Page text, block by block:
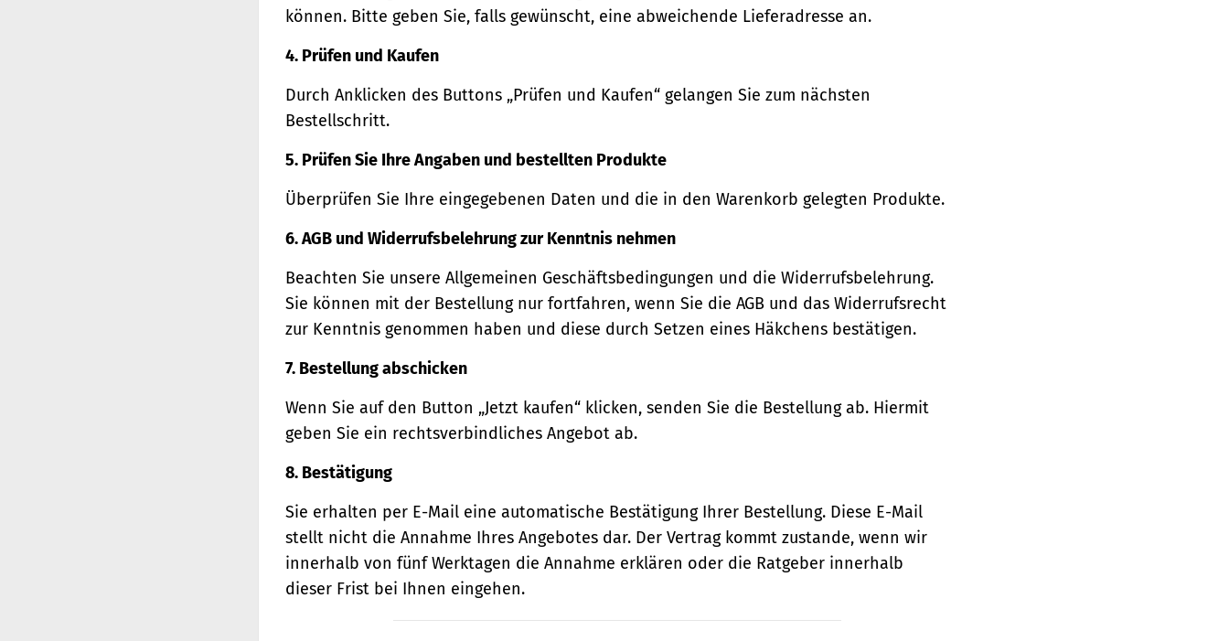
können. Bitte geben Sie, falls gewünscht, eine abweichende Lieferadresse an.
4. Prüfen und Kaufen
Durch Anklicken des Buttons „Prüfen und Kaufen“ gelangen Sie zum nächsten
Bestellschritt.
5. Prüfen Sie Ihre Angaben und bestellten Produkte
Überprüfen Sie Ihre eingegebenen Daten und die in den Warenkorb gelegten Produkte.
6. AGB und Widerrufsbelehrung zur Kenntnis nehmen
Beachten Sie unsere Allgemeinen Geschäftsbedingungen und die Widerrufsbelehrung.
Sie können mit der Bestellung nur fortfahren, wenn Sie die AGB und das Widerrufsrecht
zur Kenntnis genommen haben und diese durch Setzen eines Häkchens bestätigen.
7. Bestellung abschicken
Wenn Sie auf den Button „Jetzt kaufen“ klicken, senden Sie die Bestellung ab. Hiermit
geben Sie ein rechtsverbindliches Angebot ab.
8. Bestätigung
Sie erhalten per E-Mail eine automatische Bestätigung Ihrer Bestellung. Diese E-Mail
stellt nicht die Annahme Ihres Angebotes dar. Der Vertrag kommt zustande, wenn wir
innerhalb von fünf Werktagen die Annahme erklären oder die Ratgeber innerhalb
dieser Frist bei Ihnen eingehen.